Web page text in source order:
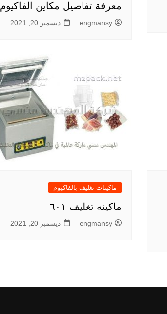
معرفة تفاصيل مكاين الفاكيوم
engmansy ديسمبر 20, 2021
ماكينات تغليف بالفاكيوم
ماكينه تغليف ٦٠١
engmansy ديسمبر 20, 2021